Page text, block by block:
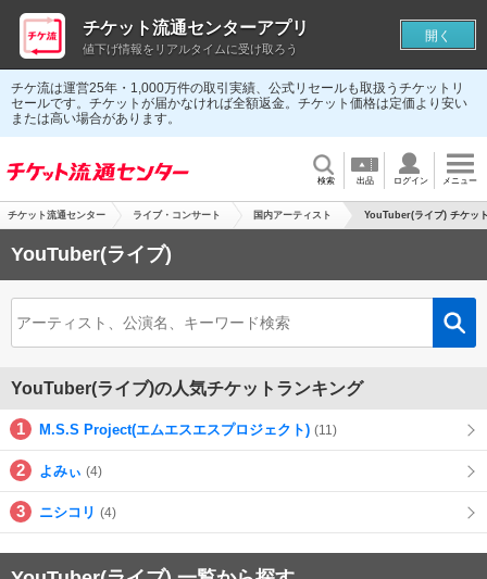
チケ流は運営25年・1,000万件の取引実績、公式リセールも取扱うチケットリ
セールです。チケットが届かなければ全額返金。チケット価格は定価より安い
または高い場合があります。
検索 出品 ログイン メニュー
チケット流通センター ライブ・コンサート 国内アーティスト YouTuber(ライブ) チケッ
YouTuber(ライブ)
YouTuber(ライブ)の人気チケットランキング
M.S.S Project(エムエスエスプロジェクト) (11)
よみぃ (4)
ニシコリ (4)
チケット流通センターアプリ
値下げ情報をリアルタイムに受け取ろう
開く